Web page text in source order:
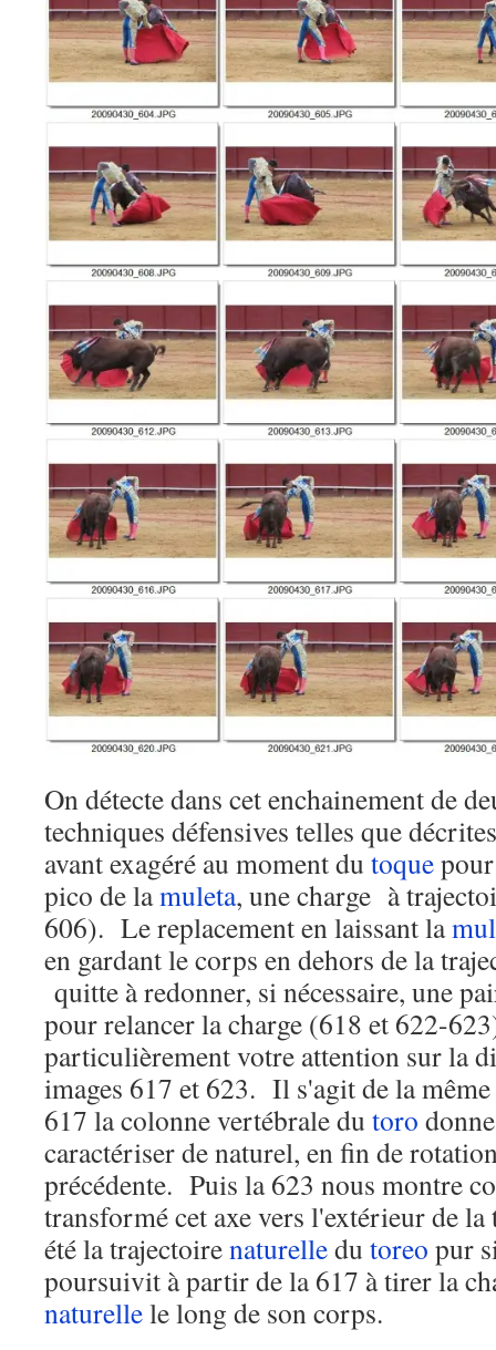
On détecte dans cet enchainement de
techniques défensives telles que
avant exagéré au moment du toque
pico de lamuleta, une charge à
606). Le replacement en laissant la
en gardant le corps en dehors de la
quitte à redonner, si nécessaire, une
pour relancer la charge (618 et 622-
particulièrement votre attention sur la
images 617 et 623. Il s'agit de la
617 la colonne vertébrale du toro
caractériser de naturel, en fin de
précédente. Puis la 623 nous montre
transformé cet axe vers l'extérieur de
été la trajectoirenaturelledu toreo pur
poursuivit à partir de la 617 à tirer la
naturellele long de son corps.